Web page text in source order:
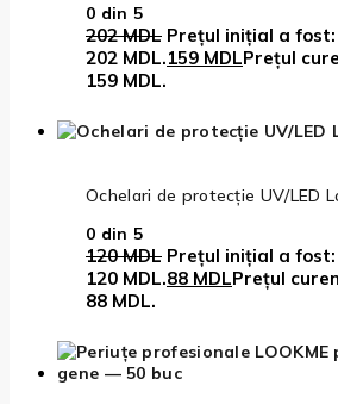
0 din 5
202MDL Prețul inițial a fost:
202 MDL.159 MDLPrețul
159 MDL.
Ochelari de protecție UV/LED
0 din 5
120MDL Prețul inițial a fost:
120 MDL.88 MDLPrețul
88 MDL.